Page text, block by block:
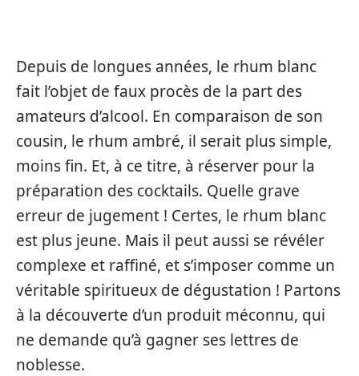
Depuis de longues années, le rhum blanc
fait l’objet de faux procès de la part des
amateurs d’alcool. En comparaison de son
cousin, le rhum ambré, il serait plus simple,
moins fin. Et, à ce titre, à réserver pour la
préparation des cocktails. Quelle grave
erreur de jugement ! Certes, le rhum blanc
est plus jeune. Mais il peut aussi se révéler
complexe et raffiné, et s’imposer comme un
véritable spiritueux de dégustation ! Partons
à la découverte d’un produit méconnu, qui
ne demande qu’à gagner ses lettres de
noblesse.